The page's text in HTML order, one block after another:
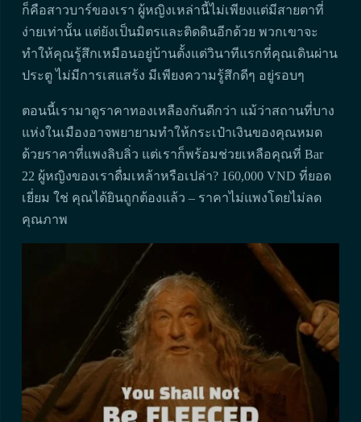
ก็คือสาวบาร์ของเรา ผู้หญิงเหล่านี้ไม่เพียงแต่มีสายตาที่
ง่ายเท่านั้น แต่ยังเป็นมิตรและติดดินอีกด้วย พวกเขาจะ
ทำให้คุณรู้สึกเหมือนอยู่บ้านตั้งแต่วินาทีแรกที่คุณเดินผ่าน
ประตู ไม่มีการเสแสร้ง มีเพียงความรู้สึกดีๆ อยู่รอบๆ
ตอนนี้เรามาดูราคาทองเหลืองกันดีกว่า แม้ว่าสถานที่บาง
แห่งในเมืองอาจพยายามทำให้กระเป๋าเงินของคุณหมด
ด้วยราคาที่แพงลิบลิ่ว แต่เราก็พร้อมช่วยเหลือคุณที่ Bar
22 ผู้หญิงของเราดื่มเหล้าหรือเปล่า? 160,000 VND ที่ยอด
เยี่ยม ใช่ คุณได้ยินถูกต้องแล้ว – ราคาไม่แพงโดยไม่ลด
คุณภาพ